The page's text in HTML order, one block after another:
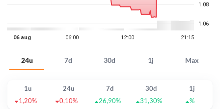
24u 7d 30d 1j Max
1u 24u 7d 30d
1j
1,20%
0,10% 26,90% 31,30% %